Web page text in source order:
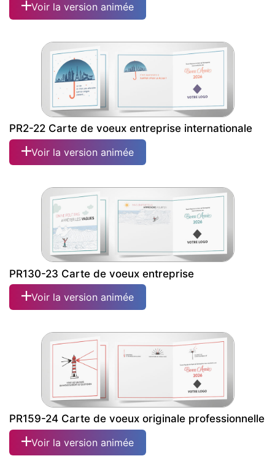
Voir la version animée
PR2-22 Carte de voeux entreprise internationale
Voir la version animée
PR130-23 Carte de voeux entreprise
Voir la version animée
PR159-24 Carte de voeux originale professionnelle
Voir la version animée